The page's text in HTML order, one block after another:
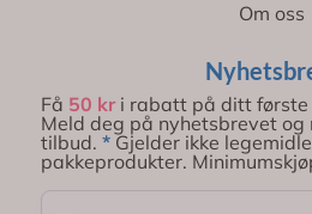
Om oss
Få 50 kri rabatt på ditt første
Meld deg på nyhetsbrevet og
tilbud. * Gjelder ikke
pakkeprodukter.